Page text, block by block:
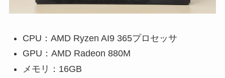
CPU：AMD Ryzen AI9 365プロセッサ
GPU：AMD Radeon 880M
メモリ：16GB